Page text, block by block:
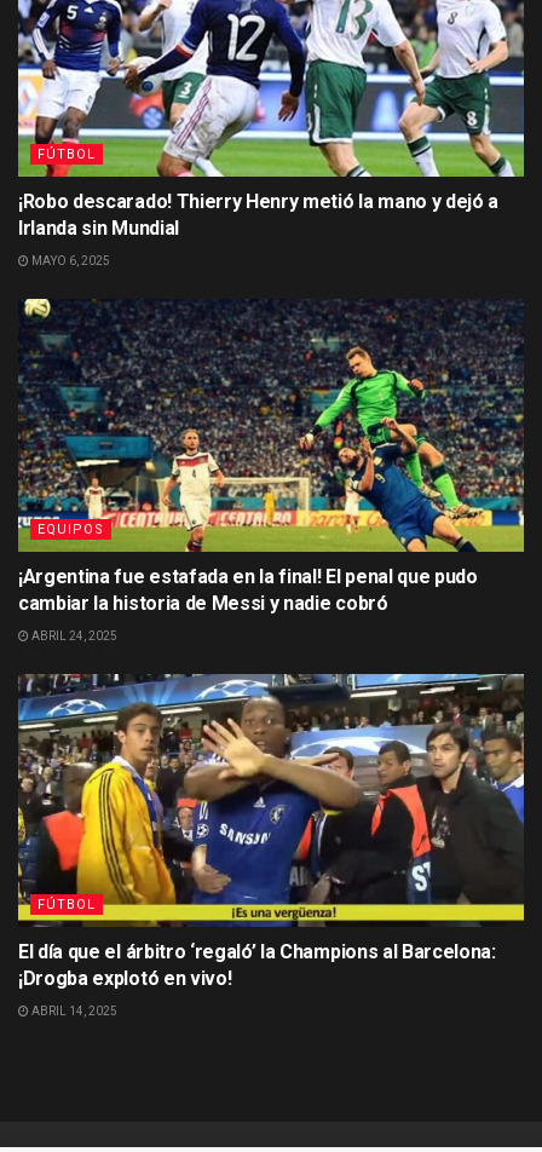
FÚTBOL
¡Robo descarado! Thierry Henry metió la mano y dejó a
Irlanda sin Mundial
MAYO 6, 2025
EQUIPOS
¡Argentina fue estafada en la final! El penal que pudo
cambiar la historia de Messi y nadie cobró
ABRIL 24, 2025
FÚTBOL
El día que el árbitro ‘regaló’ la Champions al Barcelona:
¡Drogba explotó en vivo!
ABRIL 14, 2025